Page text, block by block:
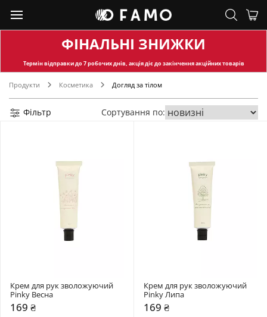
ФІНАЛЬНІ ЗНИЖКИ
Термін відправкидо 7 робочих днів, акція діє до закінчення акційних товарів
Продукти Косметика Догляд за тілом
Фільтр Сортування по:
Крем для рук зволожуючий
Pinky Весна
169 ₴
Крем для рук зволожуючий
Pinky Липа
169 ₴